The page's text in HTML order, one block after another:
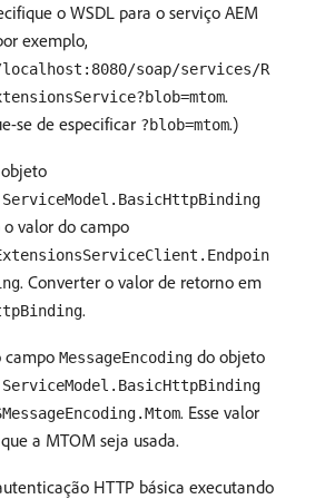
o WSDL para o serviço AEM
exemplo,
soap/services/R
.
se de especificar ?blob=mtom.)
valor do campo
. Converter o valor de retorno em
.
campo MessageEncoding do objeto
. Esse valor
a MTOM seja usada.
HTTP básica executando